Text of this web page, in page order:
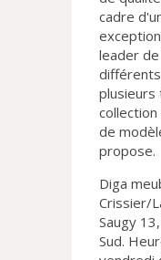
cadre
leader
plusieurs
de
propose.
Diga
Crissier/
Saugy
Sud.